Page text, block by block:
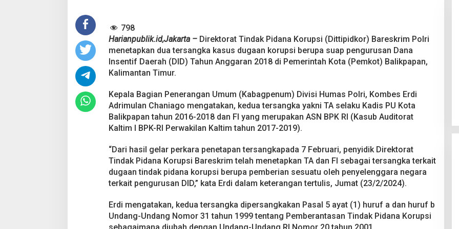
g
k
a
S
u
a
P
n
g
u
u
s
a
n
D
D
e
798
Harianpublik.id,Jakarta – Direktorat Tindak Pidana Korupsi (Dittipidkor) Bareskrim Polri
menetapkan dua tersangka kasus dugaan korupsi berupa suap pengurusan Dana
Insentif Daerah (DID) Tahun Anggaran 2018 di Pemerintah Kota (Pemkot) Balikpapan,
Kalimantan Timur.
Kepala Bagian Penerangan Umum (Kabagpenum) Divisi Humas Polri, Kombes Erdi
Adrimulan Chaniago mengatakan, kedua tersangka yakni TA selaku Kadis PU Kota
Balikpapan tahun 2016-2018 dan FI yang merupakan ASN BPK RI (Kasub Auditorat
Kaltim I BPK-RI Perwakilan Kaltim tahun 2017-2019).
“Dari hasil gelar perkara penetapan tersangkapada 7 Februari, penyidik Direktorat
Tindak Pidana Korupsi Bareskrim telah menetapkan TA dan FI sebagai tersangka terkait
dugaan tindak pidana korupsi berupa pemberian sesuatu oleh penyelenggara negara
terkait pengurusan DID,” kata Erdi dalam keterangan tertulis, Jumat (23/2/2024).
Erdi mengatakan, kedua tersangka dipersangkakan Pasal 5 ayat (1) huruf a dan huruf b
Undang-Undang Nomor 31 tahun 1999 tentang Pemberantasan Tindak Pidana Korupsi
Badik Usai Cekcok saat Pesta
Miras
Di Kriminal | 29 Juni 2026